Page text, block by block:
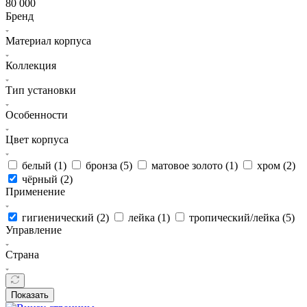
80 000
Бренд
Материал корпуса
Коллекция
Тип установки
Особенности
Цвет корпуса
белый (1) бронза (5) матовое золото (1) хром (2)
чёрный (2)
Применение
гигиенический (2) лейка (1) тропический/лейка (5)
Управление
Страна
Показать